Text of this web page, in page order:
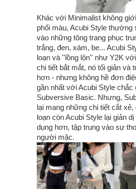
Khác với Minimalist không
phối màu, Acubi Style thường
vào những tông trang phục
trắng, đen, xám, be... Acubi
loạn và ''lồng lộn'' như Y2K
chi tiết bắt mắt, nó tối giản và
hơn - nhưng không hề đơn
gần nhất với Acubi Style chắc
Subversive Basic. Nhưng,
lại mang những chi tiết cắt
loạn còn Acubi Style lại giản
dụng hơn, tập trung vào sự
người mặc.